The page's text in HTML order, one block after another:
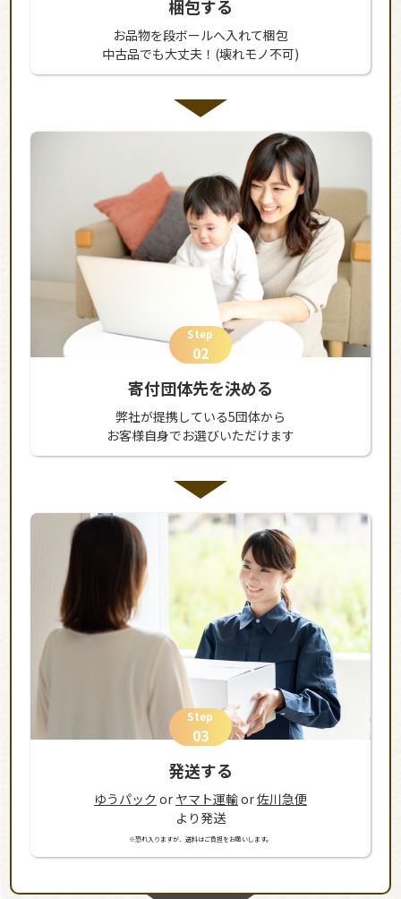
梱包する
お品物を段ボールへ入れて梱包
中古品でも大丈夫！(壊れモノ不可)
Step
02
寄付団体先を決める
弊社が提携している5団体から
お客様自身でお選びいただけます
Step
03
発送する
ゆうパック or ヤマト運輸or佐川急便
より発送
※恐れ入りますが、送料はご負担をお願いします。